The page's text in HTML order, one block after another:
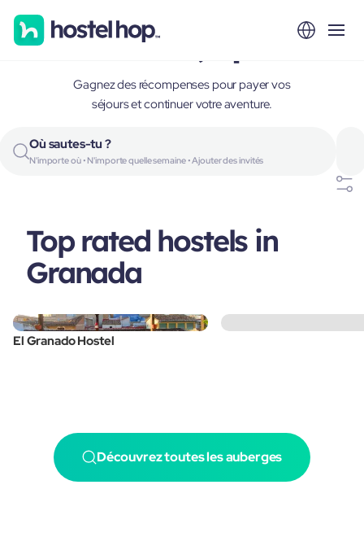
Granada, Spain
Gagnez des récompenses pour payer vos
séjours et continuer votre aventure.
Où sautes-tu ?
N'importe où • N'importe quelle semaine • Ajouter des invités
Top rated hostels in
Granada
El Granado Hostel
Découvrez toutes les auberges